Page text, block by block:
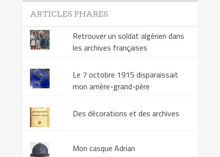
ARTICLES PHARES
Retrouver un soldat algérien dans
les archives françaises
Le 7 octobre 1915 disparaissait
mon arrière-grand-père
Des décorations et des archives
Mon casque Adrian